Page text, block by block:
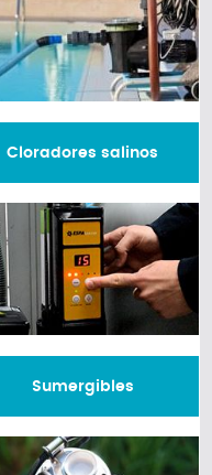
Cloradores salinos
Sumergibles